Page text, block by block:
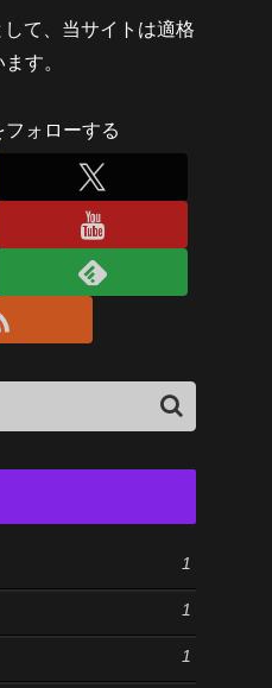
して、当サイトは適格
す。
ォローする
1
1
1